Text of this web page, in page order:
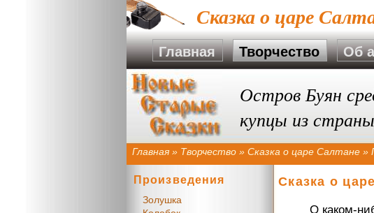
Сказка о царе
Главная Творчество Об
Остров Буян
купцы из
Главная » Творчество » Сказка о царе Салтане »
Сказка о
О каком-
Произведения
Золушка